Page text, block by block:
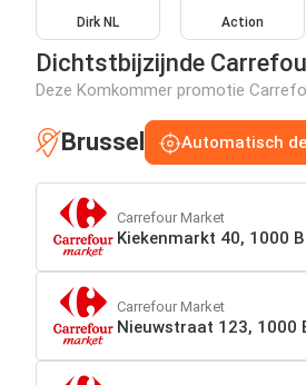
Dirk NL Action
Dichtstbijzijnde
Deze Komkommer promotie
Brussel Automatisch
Carrefour Market
Kiekenmarkt 40, 1000
Carrefour Market
Nieuwstraat 123, 1000